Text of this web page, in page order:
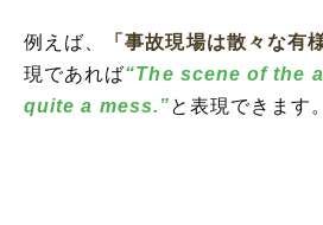
例えば、 「事故現場は散々な有
現であれば“The scene of the
quite a mess.”と表現できます。